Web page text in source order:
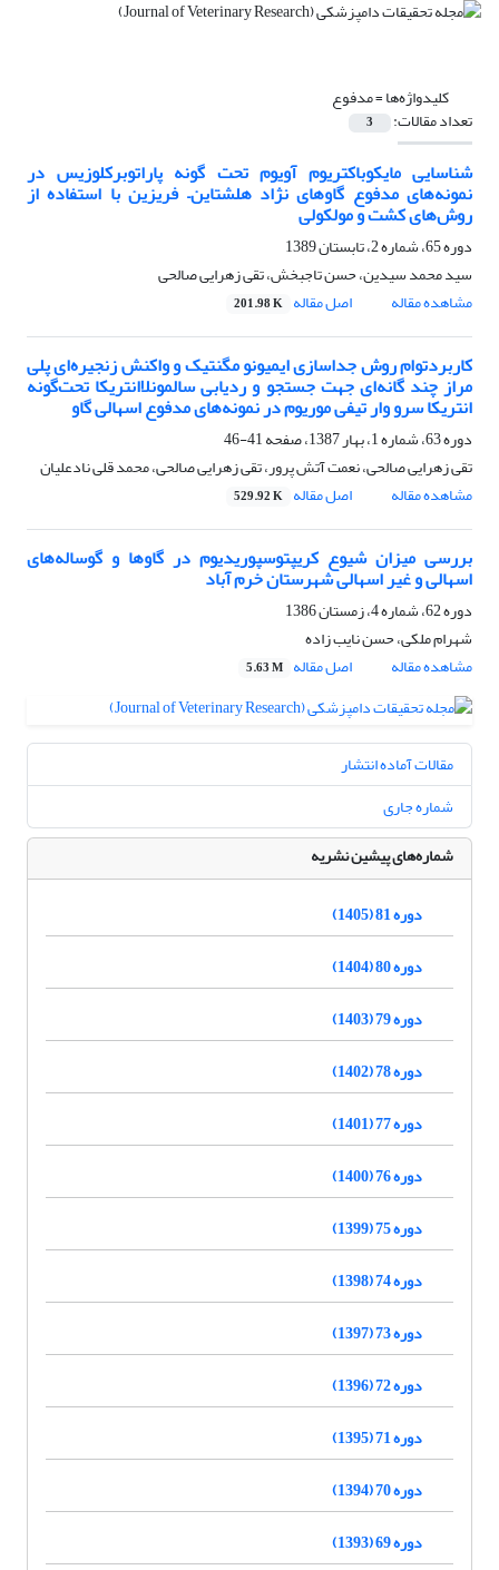
کلیدواژه‌ها =مدفوع
تعداد مقالات: 3
شناسایی مایکوباکتریوم آویوم تحت گونه پاراتوبرکلوزیس‌ ‌در
نمونه‌های مدفوع گاوهای نژاد هلشتاین– فریزین با استفاده از‌
‌روش‌های کشت و مولکولی‌
دوره 65، شماره 2، تابستان 1389
سید محمد سیدین، حسن تاجبخش، تقی زهرایی صالحی
مشاهده مقاله
اصل مقاله 201.98 K
کاربردتوام روش جداسازی ایمیونو مگنتیک و واکنش زنجیره‌ای پلی
مراز چند گانه‌ای جهت جستجو و ردیابی سالمونلاانتریکا تحت‌گونه
انتریکا سرو وار تیفی موریوم در نمونه‌های مدفوع اسهالی گاو‌
دوره 63، شماره 1، بهار 1387، صفحه
41-46
تقی زهرایی صالحی، نعمت آتش پرور، ‌تقی زهرایی صالحی، ‌محمد قلی نادعلیان
مشاهده مقاله
اصل مقاله 529.92 K
بررسی میزان شیوع کریپتوسپوریدیوم در ‌گاوها و گوساله‌های
اسهالی و غیر اسهالی شهرستان خرم آباد
دوره 62، شماره 4، زمستان 1386
شهرام ملکی، حسن نایب زاده
مشاهده مقاله
اصل مقاله 5.63 M
مقالات آماده انتشار
شماره جاری
شماره‌های پیشین نشریه
دوره 81 (1405)
دوره 80 (1404)
دوره 79 (1403)
دوره 78 (1402)
دوره 77 (1401)
دوره 76 (1400)
دوره 75 (1399)
دوره 74 (1398)
دوره 73 (1397)
دوره 72 (1396)
دوره 71 (1395)
دوره 70 (1394)
دوره 69 (1393)